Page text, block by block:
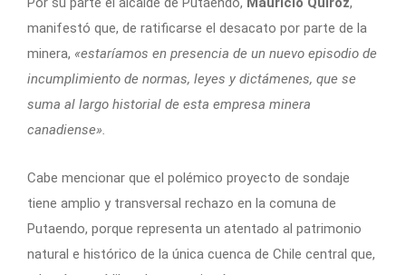
manifestó que, de ratificarse el desacato por parte de la
minera, «estaríamos en presencia de un nuevo episodio de
incumplimiento de normas, leyes y dictámenes, que se
suma al largo historial de esta empresa minera
canadiense».
Cabe mencionar que el polémico proyecto de sondaje
tiene amplio y transversal rechazo en la comuna de
Putaendo, porque representa un atentado al patrimonio
natural e histórico de la única cuenca de Chile central que,